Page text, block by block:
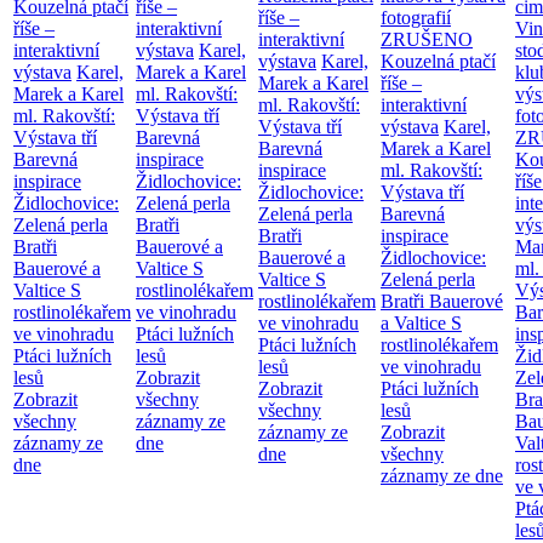
Kouzelná ptačí
říše –
interaktivní
výstava Karel,
Marek a Karel
ml. Rakovští:
Výstava tří
Barevná
inspirace
Židlochovice:
Zelená perla
Bratři
Bauerové a
Valtice S
rostlinolékařem
ve vinohradu
Ptáci lužních
lesů
Zobrazit
všechny
záznamy ze
dne
říše –
interaktivní
výstava Karel,
Marek a Karel
ml. Rakovští:
Výstava tří
Barevná
inspirace
Židlochovice:
Zelená perla
Bratři
Bauerové a
Valtice S
rostlinolékařem
ve vinohradu
Ptáci lužních
lesů
Zobrazit
všechny
záznamy ze
dne
říše –
interaktivní
výstava Karel,
Marek a Karel
ml. Rakovští:
Výstava tří
Barevná
inspirace
Židlochovice:
Zelená perla
Bratři
Bauerové a
Valtice S
rostlinolékařem
ve vinohradu
Ptáci lužních
lesů
Zobrazit
všechny
záznamy ze
dne
fotografií
ZRUŠENO
Kouzelná ptačí
říše –
interaktivní
výstava Karel,
Marek a Karel
ml. Rakovští:
Výstava tří
Barevná
inspirace
Židlochovice:
Zelená perla
Bratři Bauerové
a Valtice S
rostlinolékařem
ve vinohradu
Ptáci lužních
lesů
Zobrazit
všechny
záznamy ze dne
ml.
ve